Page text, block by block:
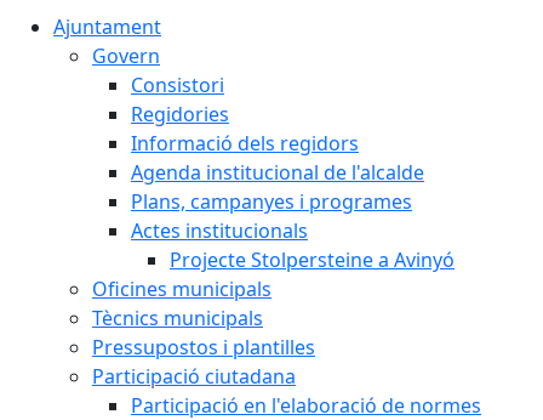
Ajuntament
Govern
Consistori
Regidories
Informació dels regidors
Agenda institucional de l'alcalde
Plans, campanyes i programes
Actes institucionals
Projecte Stolpersteine a Avinyó
Oficines municipals
Tècnics municipals
Pressupostos i plantilles
Participació ciutadana
Participació en l'elaboració de normes